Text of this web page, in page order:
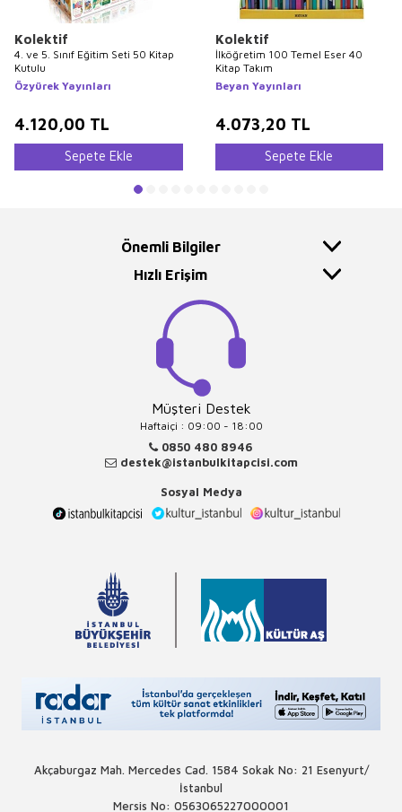
Kolektif
4. ve 5. Sınıf Eğitim Seti 50 Kitap
Kutulu
Özyürek Yayınları
4.120,00 TL
Sepete Ekle
Kolektif
İlköğretim 100 Temel Eser 40
Kitap Takım
Beyan Yayınları
4.073,20 TL
Sepete Ekle
Önemli Bilgiler
Hızlı Erişim
Müşteri Destek
Haftaiçi : 09:00 - 18:00
0850 480 8946
destek@istanbulkitapcisi.com
Sosyal Medya
Akçaburgaz Mah. Mercedes Cad. 1584 Sokak No: 21 Esenyurt/
İstanbul
Mersis No: 0563065227000001